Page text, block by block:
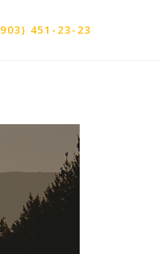
451-23-23